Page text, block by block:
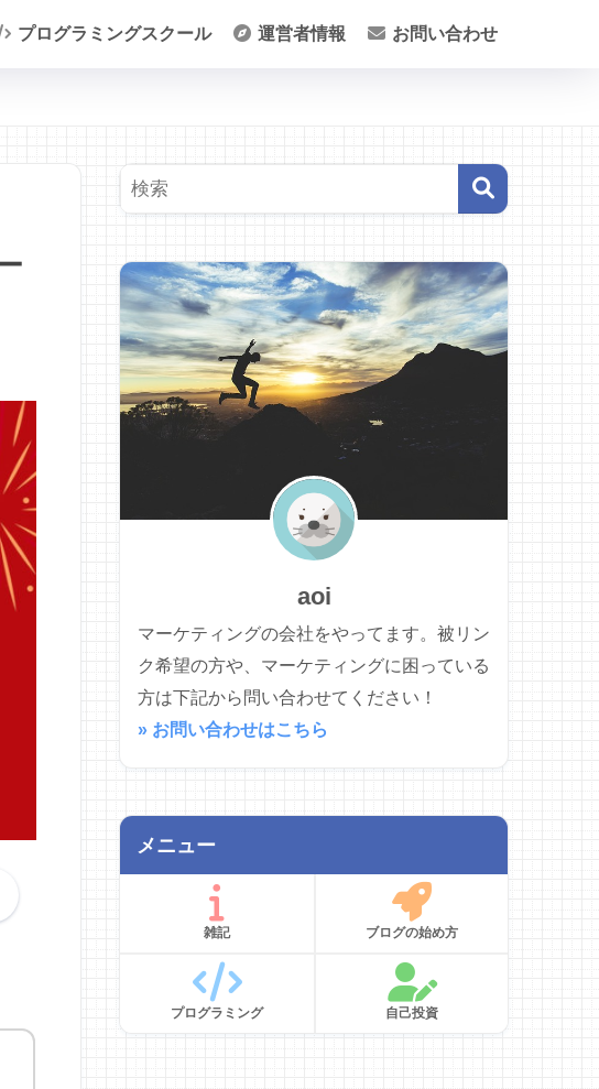
プログラミングスクール 運営者情報 お問い合わせ
aoi
マーケティングの会社をやってます。被リン
ク希望の方や、マーケティングに困っている
方は下記から問い合わせてください！
» お問い合わせはこちら
メニュー
雑記 ブログの始め方
プログラミング 自己投資